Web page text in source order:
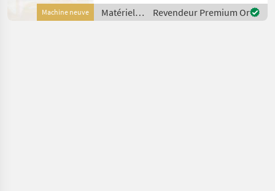
Machine neuve
Bedienbarkeit, hohe
Tragfähigkeit und
Matériels
pour
Revendeur Premium Or